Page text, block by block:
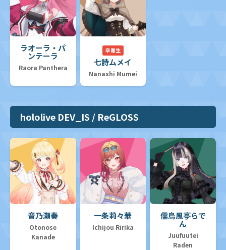
ラオーラ・パ
ンテーラ
Raora Panthera
卒業生
七詩ムメイ
Nanashi Mumei
hololive DEV_IS / ReGLOSS
音乃瀬奏
Otonose
Kanade
一条莉々華
Ichijou Ririka
儒烏風亭らで
ん
Juufuutei
Raden